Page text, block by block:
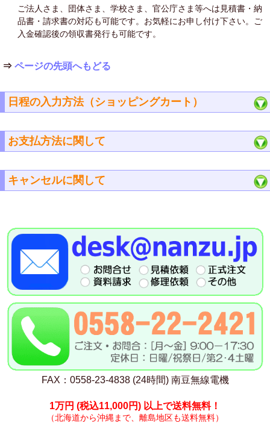
ご法人さま、団体さま、学校さま、官公庁さま等へは見積書・納
品書・請求書の対応も可能です。お気軽にお申し付け下さい。ご
入金確認後の領収書発行も可能です。
⇒ページの先頭へもどる
日程の入力方法（ショッピングカート）
お支払方法に関して
キャンセルに関して
FAX：0558-23-4838 (24時間) 南豆無線電機
1万円 (税込11,000円) 以上で送料無料！
（北海道から沖縄まで、離島地区も送料無料）